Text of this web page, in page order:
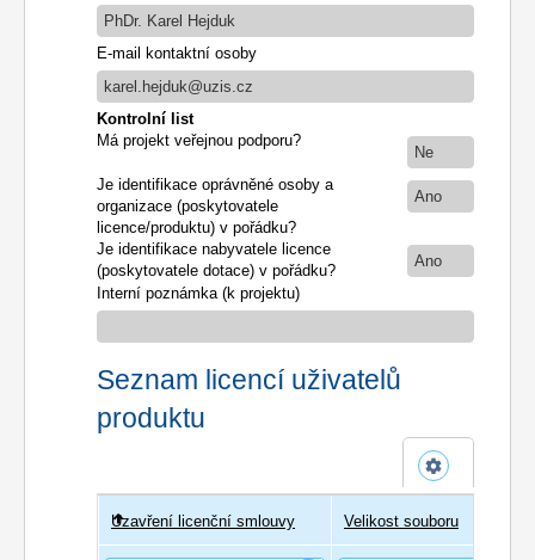
PhDr. Karel Hejduk
E-mail kontaktní osoby
karel.hejduk@uzis.cz
Kontrolní list
Má projekt veřejnou podporu?
Ne
Je identifikace oprávněné osoby a
organizace (poskytovatele
licence/produktu) v pořádku?
Ano
Je identifikace nabyvatele licence
(poskytovatele dotace) v pořádku?
Ano
Interní poznámka (k projektu)
Seznam licencí uživatelů
produktu
Uživatel
Uzavření licenční smlouvy Velikost souboru